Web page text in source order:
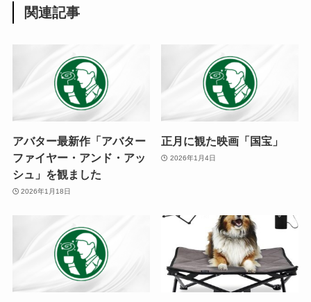
関連記事
アバター最新作「アバター
ファイヤー・アンド・アッ
シュ」を観ました
2026年1月18日
正月に観た映画「国宝」
2026年1月4日